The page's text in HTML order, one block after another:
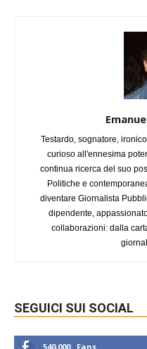
Testardo, sognatore,
curioso all'ennesima
continua ricerca del suo
Politiche e
diventare Giornalista
dipendente,
collaborazioni: dalla
SEGUICI SUI SOCIAL
540,000 Fans